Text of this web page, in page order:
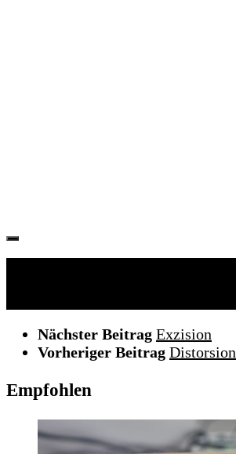
Nächster Beitrag Exzision
Vorheriger Beitrag Distorsion
Empfohlen